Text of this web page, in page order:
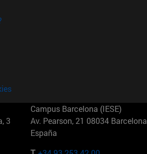
3
Campus Barcelona (IESE)
Av. Pearson, 21 08034 Barcelona
España